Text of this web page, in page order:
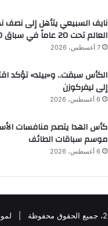
نايف السبيعي يتأهل إلى نصف
العالم تحت 20 عاماً في سباق 400م حواجز
7 أغسطس، 2026
الكأس سبقت.. و«بيلد» تؤكد
إلى ليفركوزن
6 أغسطس، 2026
كأس الهدا يتصدر منافسات
موسم سباقات الطائف
6 أغسطس، 2026
© حقوق النشر 2026، جميع الحقوق